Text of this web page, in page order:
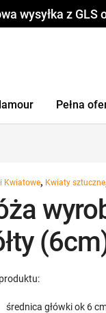
wysyłka z GLS
Pełna
Kwiatowe, Kwiaty sztuczne
średnica główki ok 6